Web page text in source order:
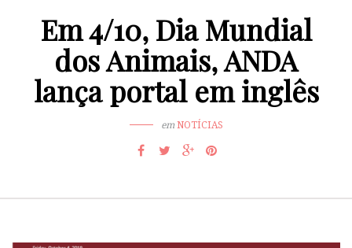
Em 4/10, Dia Mundial
dos Animais, ANDA
lança portal em inglês
emNOTÍCIAS